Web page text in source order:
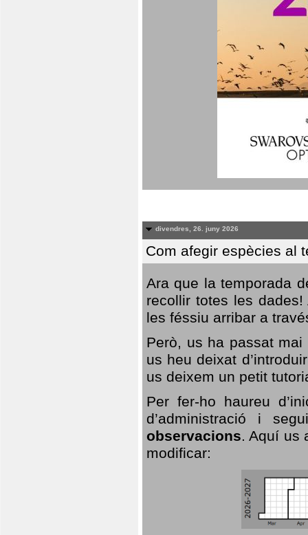
divendres, 26. juny 2026
Com afegir espècies al
Ara que la temporada
recollir totes les
les féssiu arribar a
Però, us ha passat
us heu deixat
us deixem un petit
Per fer-ho haureu
d’administració i
observacions. Aquí us
modificar: